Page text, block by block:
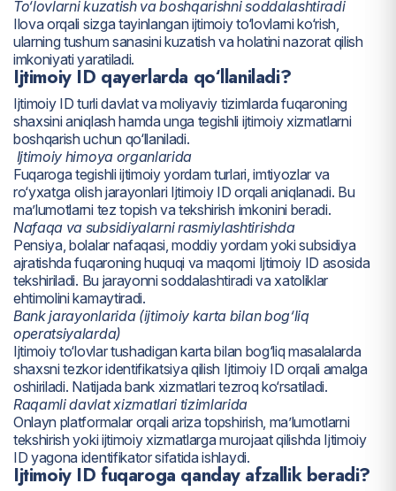
To‘lovlarni kuzatish va boshqarishni soddalashtiradi
Ilova orqali sizga tayinlangan ijtimoiy to‘lovlarni ko‘rish,
ularning tushum sanasini kuzatish va holatini nazorat qilish
imkoniyati yaratiladi.
Ijtimoiy ID qayerlarda qo‘llaniladi?
Ijtimoiy ID turli davlat va moliyaviy tizimlarda fuqaroning
shaxsini aniqlash hamda unga tegishli ijtimoiy xizmatlarni
boshqarish uchun qo‘llaniladi.
Ijtimoiy himoya organlarida
Fuqaroga tegishli ijtimoiy yordam turlari, imtiyozlar va
ro‘yxatga olish jarayonlari Ijtimoiy ID orqali aniqlanadi. Bu
ma’lumotlarni tez topish va tekshirish imkonini beradi.
Nafaqa va subsidiyalarni rasmiylashtirishda
Pensiya, bolalar nafaqasi, moddiy yordam yoki subsidiya
ajratishda fuqaroning huquqi va maqomi Ijtimoiy ID asosida
tekshiriladi. Bu jarayonni soddalashtiradi va xatoliklar
ehtimolini kamaytiradi.
Bank jarayonlarida (ijtimoiy karta bilan bog‘liq
operatsiyalarda)
Ijtimoiy to‘lovlar tushadigan karta bilan bog‘liq masalalarda
shaxsni tezkor identifikatsiya qilish Ijtimoiy ID orqali amalga
oshiriladi. Natijada bank xizmatlari tezroq ko‘rsatiladi.
Raqamli davlat xizmatlari tizimlarida
Onlayn platformalar orqali ariza topshirish, ma’lumotlarni
tekshirish yoki ijtimoiy xizmatlarga murojaat qilishda Ijtimoiy
ID yagona identifikator sifatida ishlaydi.
Ijtimoiy ID fuqaroga qanday afzallik beradi?